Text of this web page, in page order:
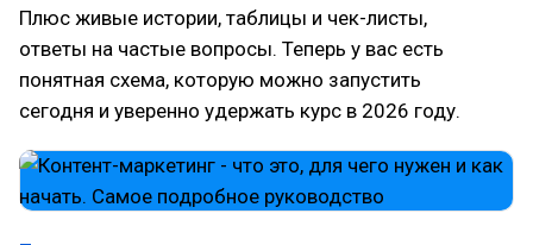
Плюс живые истории, таблицы и чек-листы,
ответы на частые вопросы. Теперь у вас есть
понятная схема, которую можно запустить
сегодня и уверенно удержать курс в 2026 году.